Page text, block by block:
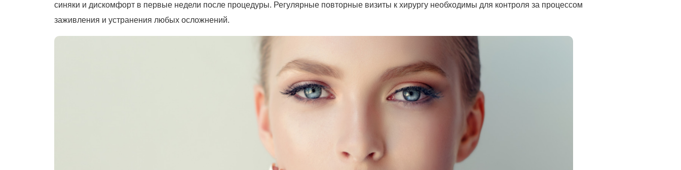
синяки и дискомфорт в первые недели после процедуры. Регулярные повторные визиты к хирургу необходимы для контроля за процессом
заживления и устранения любых осложнений.